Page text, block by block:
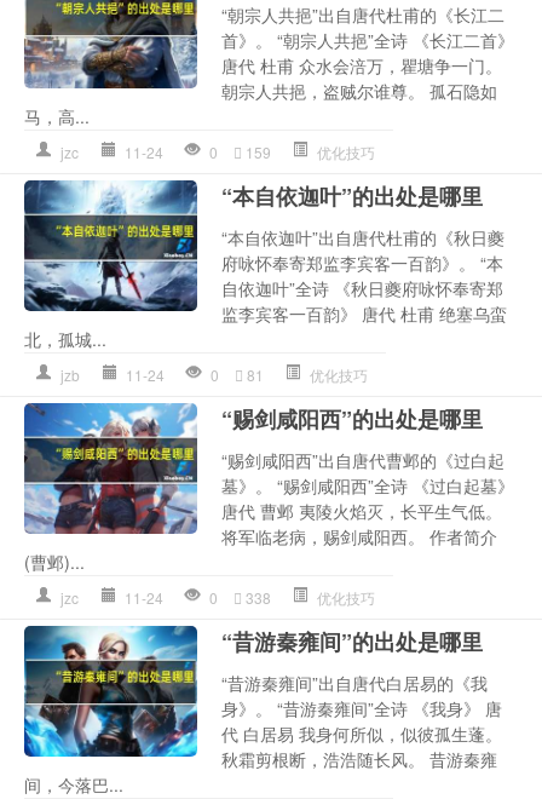
“朝宗人共挹”出自唐代杜甫的《长江二
首》。 “朝宗人共挹”全诗 《长江二首》
唐代 杜甫 众水会涪万，瞿塘争一门。
朝宗人共挹，盗贼尔谁尊。 孤石隐如
马，高...
jzc 11-24 0 159 优化技巧
“本自依迦叶”的出处是哪里
“本自依迦叶”出自唐代杜甫的《秋日夔
府咏怀奉寄郑监李宾客一百韵》。 “本
自依迦叶”全诗 《秋日夔府咏怀奉寄郑
监李宾客一百韵》 唐代 杜甫 绝塞乌蛮
北，孤城...
jzb 11-24 0 81 优化技巧
“赐剑咸阳西”的出处是哪里
“赐剑咸阳西”出自唐代曹邺的《过白起
墓》。 “赐剑咸阳西”全诗 《过白起墓》
唐代 曹邺 夷陵火焰灭，长平生气低。
将军临老病，赐剑咸阳西。 作者简介
(曹邺)...
jzc 11-24 0 338 优化技巧
“昔游秦雍间”的出处是哪里
“昔游秦雍间”出自唐代白居易的《我
身》。 “昔游秦雍间”全诗 《我身》 唐
代 白居易 我身何所似，似彼孤生蓬。
秋霜剪根断，浩浩随长风。 昔游秦雍
间，今落巴...